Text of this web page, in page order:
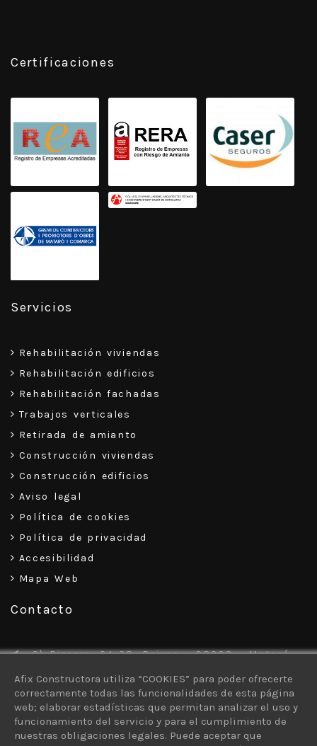
Certificaciones
Servicios
Rehabilitación viviendas
Rehabilitación edificios
Rehabilitación fachadas
Trabajos verticales
Retirada de amianto
Construcción viviendas
Construcción edificios
Aviso legal
Política de cookies
Política de privacidad
Accesibilidad
Mapa Web
Contacto
C\ Pizarro, 34-38, Baixos – 08302 – Mataró
93 757 30 13
616 926 103
afix#afixconstructora.com
Afix Constructora utiliza “COOKIES” para poder ofrecerte
correctamente todas las funcionalidades de esta página
web; elaborar estadísticas que permitan analizar el uso y
funcionamiento del servicio y para el cumplimiento de
nuestras obligaciones legales. Puede aceptar que